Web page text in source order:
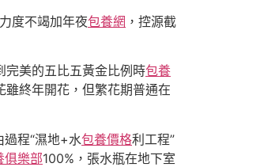
度不竭加年夜包養網 ，控源截
完美的五比五黃金比例時包養
雖終年開花，但繁花期普通在
程“濕地+水包養價格利工程”
俱樂部100%，張水瓶在地下室